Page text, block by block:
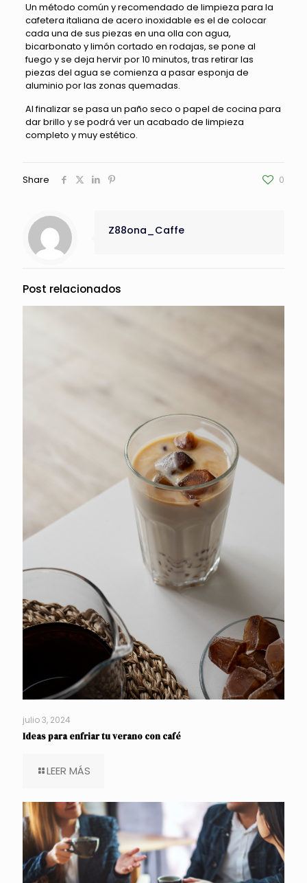
Un método común y recomendado de limpieza para la
cafetera italiana de acero inoxidable es el de colocar
cada una de sus piezas en una olla con agua,
bicarbonato y limón cortado en rodajas, se pone al
fuego y se deja hervir por 10 minutos, tras retirar las
piezas del agua se comienza a pasar esponja de
aluminio por las zonas quemadas.
Al finalizar se pasa un paño seco o papel de cocina para
dar brillo y se podrá ver un acabado de limpieza
completo y muy estético.
Share 0
Z88ona_Caffe
Post relacionados
julio 3, 2024
Ideas para enfriar tu verano con café
LEER MÁS